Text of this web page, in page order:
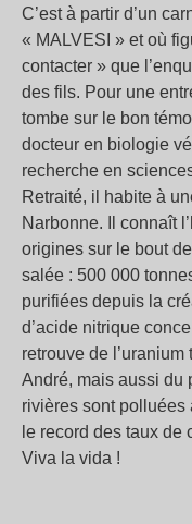
C’est à partir d’un
« MALVESI » et où
contacter » que
des fils. Pour une
tombe sur le bon
docteur en biologie
recherche en
Retraité, il habite à
Narbonne. Il connaît
origines sur le bout
salée : 500 000
purifiées depuis la
d’acide nitrique
retrouve de
André, mais aussi du
rivières sont polluées
le record des taux de
Viva la vida !